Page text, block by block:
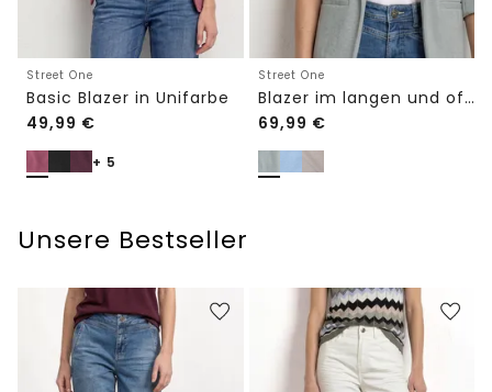
Street One
Basic Blazer in Unifarbe
49,99 €
+ 5
Street One
Blazer im langen und offenen Schnitt
69,99 €
Unsere Bestseller